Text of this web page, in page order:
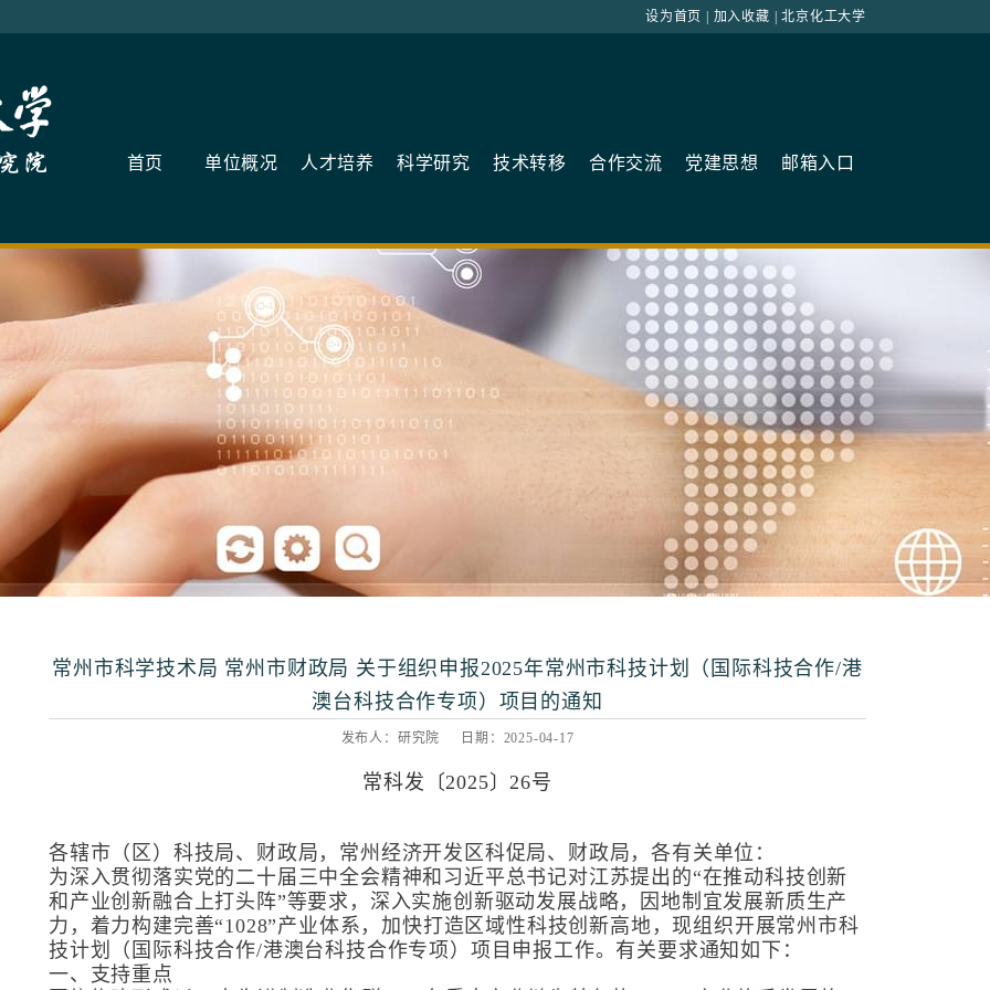
设为首页 加入收藏 |北京化工大学
首页 单位概况 人才培养 科学研究 技术转移 合作交流 党建思想 邮箱入口
常州市科学技术局 常州市财政局 关于组织申报2025年常州市科技计划（国际科技合作/港
澳台科技合作专项）项目的通知
发布人：研究院 日期：2025-04-17
常科发〔2025〕26号
各辖市（区）科技局、财政局，常州经济开发区科促局、财政局，各有关单位：
为深入贯彻落实党的二十届三中全会精神和习近平总书记对江苏提出的“在推动科技创新
和产业创新融合上打头阵”等要求，深入实施创新驱动发展战略，因地制宜发展新质生产
力，着力构建完善“1028”产业体系，加快打造区域性科技创新高地，现组织开展常州市科
技计划（国际科技合作/港澳台科技合作专项）项目申报工作。有关要求通知如下：
一、支持重点